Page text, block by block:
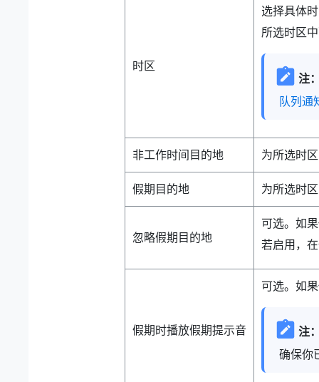
时区
选择具体
所选时区
注
队列通
非工作时间目的地 为所选时
假期目的地 为所选时
忽略假期目的地
可选。如
若启用，
假期时播放假期提示音
可选。如
注
确保你